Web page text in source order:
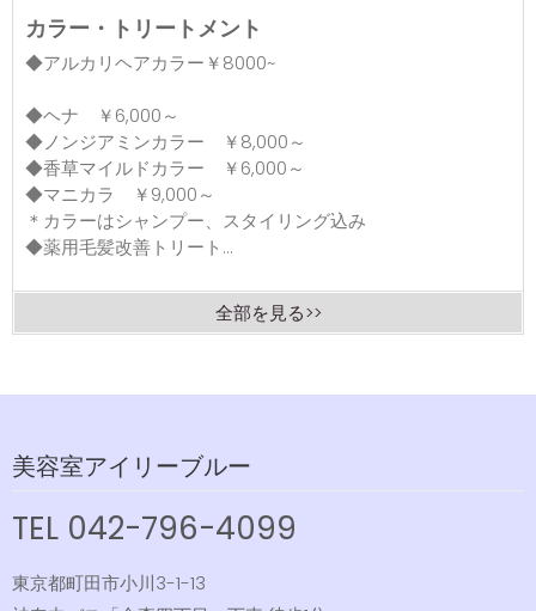
カラー・トリートメント
◆アルカリヘアカラー￥8000~
◆ヘナ ￥6,000～
◆ノンジアミンカラー ￥8,000～
◆香草マイルドカラー ￥6,000～
◆マニカラ ￥9,000～
＊カラーはシャンプー、スタイリング込み
◆薬用毛髪改善トリート...
全部を見る>>
美容室アイリーブルー
TEL 042-796-4099
東京都町田市小川3-1-13